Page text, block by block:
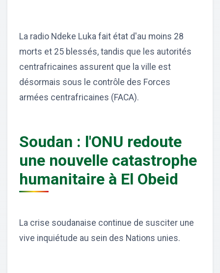
La radio Ndeke Luka fait état d'au moins 28
morts et 25 blessés, tandis que les autorités
centrafricaines assurent que la ville est
désormais sous le contrôle des Forces
armées centrafricaines (FACA).
Soudan : l'ONU redoute
une nouvelle catastrophe
humanitaire à El Obeid
La crise soudanaise continue de susciter une
vive inquiétude au sein des Nations unies.